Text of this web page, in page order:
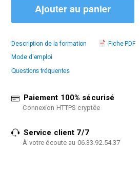
Ajouter au panier
Description de la formation
Fiche PDF
Mode d'emploi
Questions fréquentes
Paiement 100% sécurisé
Connexion HTTPS cryptée
Service client 7/7
À votre écoute au 06.33.92.54.37